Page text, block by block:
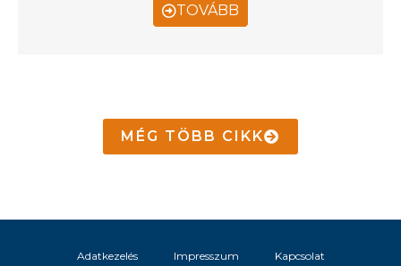
TOVÁBB
MÉG TÖBB CIKK
Adatkezelés Impresszum Kapcsolat